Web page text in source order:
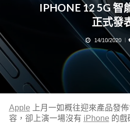
IPHONE 12 5G 智
正式發
14/10/2020
Apple 上月一如概往迎來產品發
容，卻上演一場沒有 iPhone 的戲